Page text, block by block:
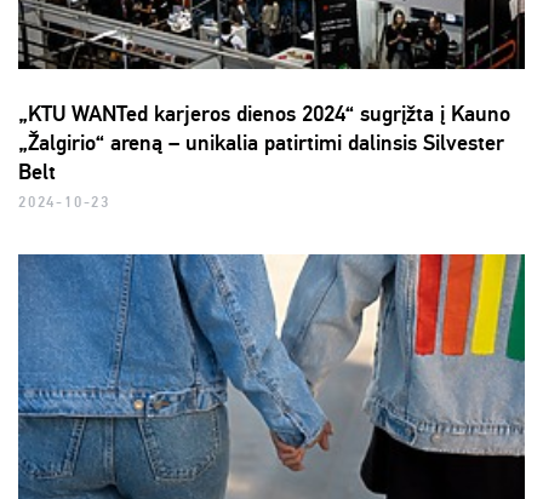
„KTU WANTed karjeros dienos 2024“ sugrįžta į Kauno
„Žalgirio“ areną – unikalia patirtimi dalinsis Silvester
Belt
2024-10-23